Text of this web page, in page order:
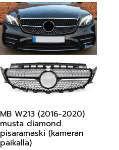
MB W213 (2016-2020)
musta diamond
pisaramaski (kameran
paikalla)